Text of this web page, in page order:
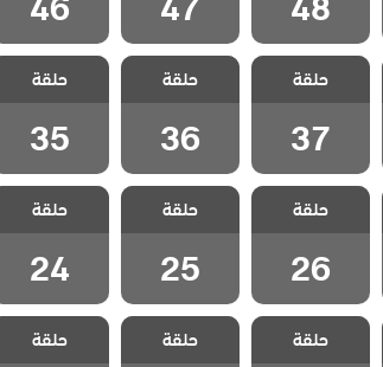
مسلسل شارع
السلام الحلقة
37
حلقة
37
مسلسل شارع
السلام الحلقة
36
حلقة
36
مسلسل شارع
السلام الحلقة
35
حلقة
35
مسلسل شارع
السلام الحلقة
26
حلقة
26
مسلسل شارع
السلام الحلقة
25
حلقة
25
مسلسل شارع
السلام الحلقة
24
حلقة
24
مسلسل شارع
السلام الحلقة
حلقة
مسلسل شارع
السلام الحلقة
حلقة
مسلسل شارع
السلام الحلقة
حلقة